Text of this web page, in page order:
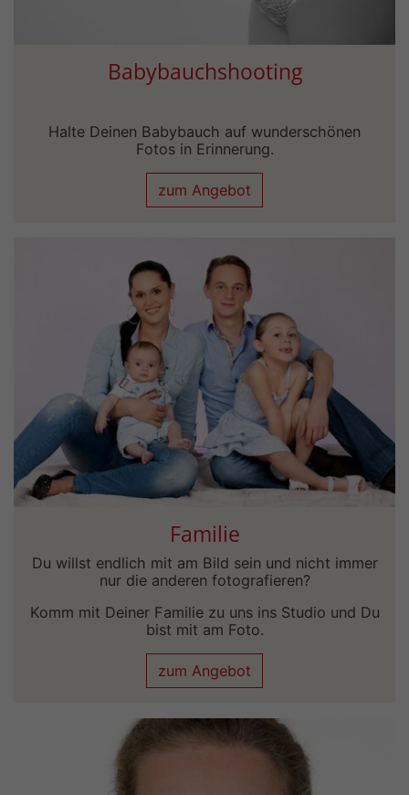
Babybauchshooting
Halte Deinen Babybauch auf wunderschönen
Fotos in Erinnerung.
zum Angebot
Familie
Du willst endlich mit am Bild sein und nicht immer
nur die anderen fotografieren?
Komm mit Deiner Familie zu uns ins Studio und Du
bist mit am Foto.
zum Angebot